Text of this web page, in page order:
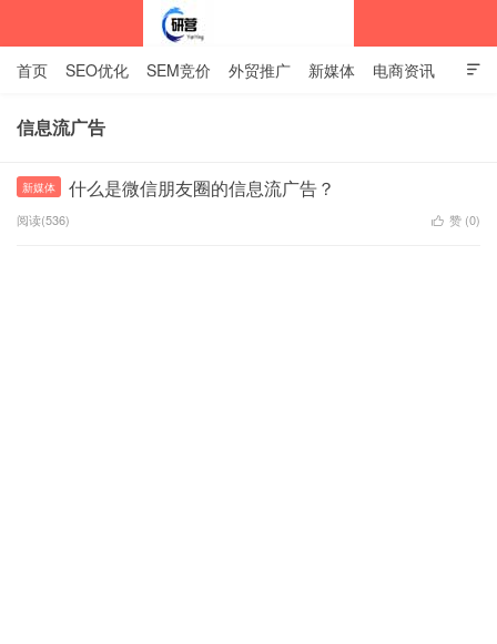
中标企业资讯站

首页 SEO优化 SEM竞价 外贸推广 新媒体 电商资讯
网站建设 关于我们
信息流广告
新媒体 什么是微信朋友圈的信息流广告？
阅读(536)  赞 (0)